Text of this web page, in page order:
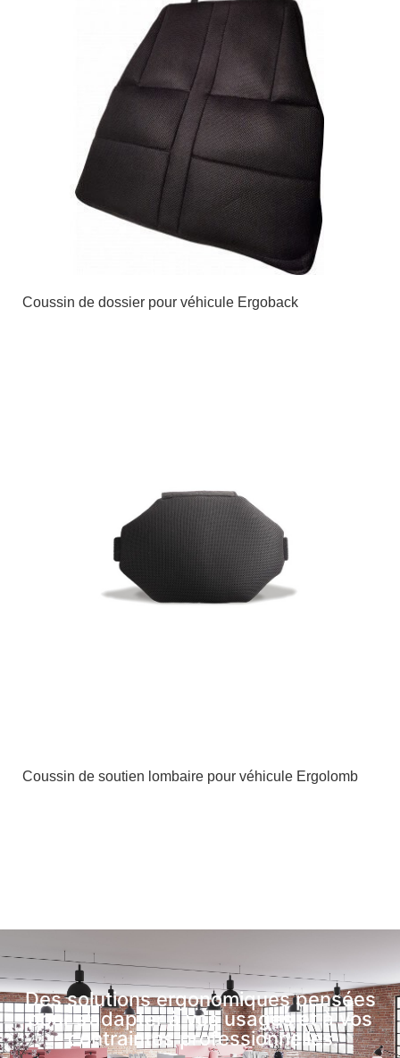
Coussin de dossier pour véhicule Ergoback
Coussin de soutien lombaire pour véhicule Ergolomb
Des solutions ergonomiques pensées
pour s’adapter à vos usages et à vos
contraintes professionnelles